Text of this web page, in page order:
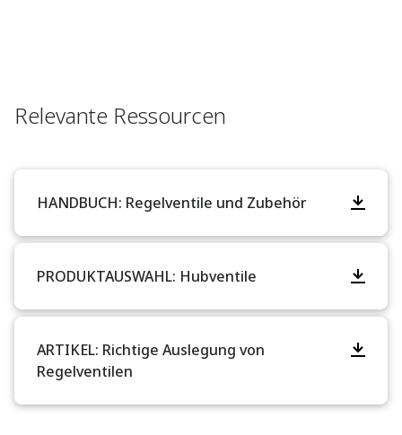
Relevante Ressourcen
HANDBUCH: Regelventile und Zubehör
PRODUKTAUSWAHL: Hubventile
ARTIKEL: Richtige Auslegung von
Regelventilen